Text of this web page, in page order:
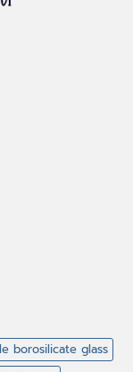
borosilicate glass